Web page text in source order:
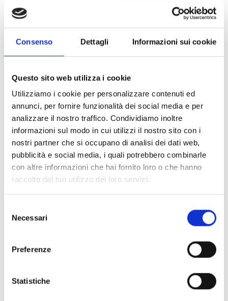
Consenso Dettagli Informazioni sui cookie
Questo sito web utilizza i cookie
Utilizziamo i cookie per personalizzare contenuti ed
annunci, per fornire funzionalità dei social media e per
analizzare il nostro traffico. Condividiamo inoltre
informazioni sul modo in cui utilizzi il nostro sito con i
nostri partner che si occupano di analisi dei dati web,
pubblicità e social media, i quali potrebbero combinarle
con altre informazioni che hai fornito loro o che hanno
raccolto dal tuo utilizzo dei loro servizi.
delNecessari
Preferenze
Statistiche
Acessórios bases EB00 - Materiais(47)
Acessórios detetores Enea
Acessórios Senseware
Acessórios da Série Industrial
Documentos(6992)
Selecionar tudo
Inicie sessão antes de descarregar os conteúdos
através do íconelock
Todas as línguas
LIMPAR FILTROS